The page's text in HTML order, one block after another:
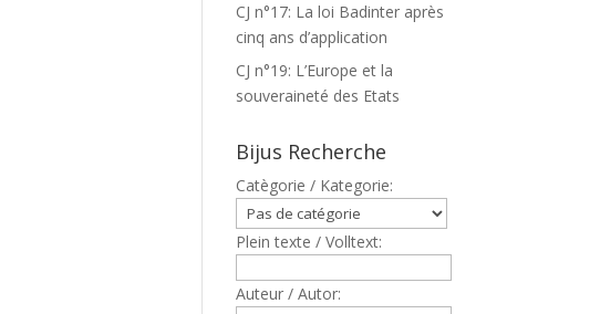
CJ n°17: La loi Badinter après
cinq ans d’application
CJ n°19: L’Europe et la
souveraineté des Etats
Bijus Recherche
Catègorie / Kategorie:
Plein texte / Volltext:
Auteur / Autor: